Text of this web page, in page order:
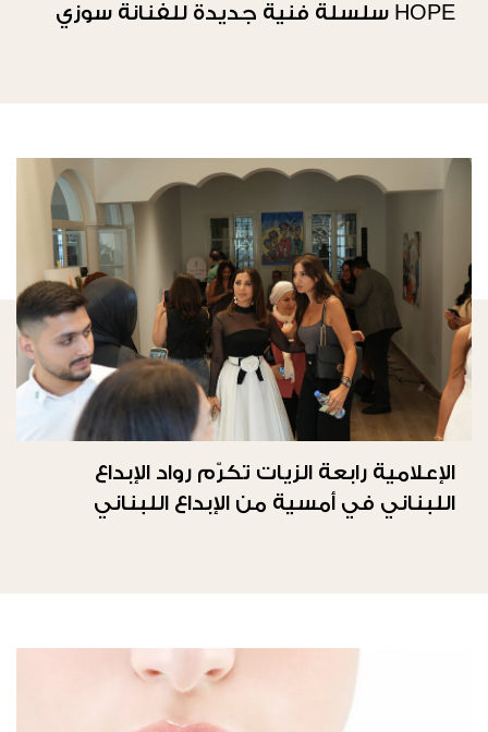
HOPE سلسلة فنية جديدة للفنانة سوزي
الإعلامية رابعة الزيات تكرّم رواد الإبداع
اللبناني في أمسية من الإبداع اللبناني